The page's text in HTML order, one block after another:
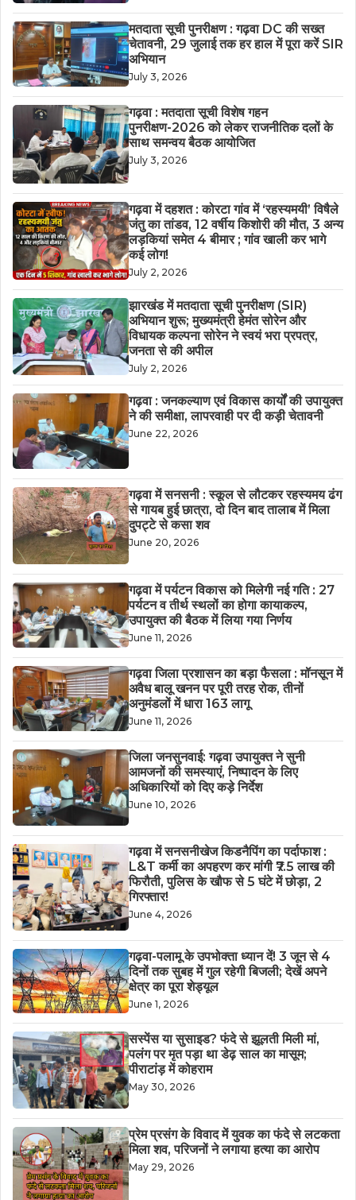
मतदाता सूची पुनरीक्षण : गढ़वा DC की सख्त
चेतावनी, 29 जुलाई तक हर हाल में पूरा करें SIR
अभियान
July 3, 2026
गढ़वा : मतदाता सूची विशेष गहन
पुनरीक्षण-2026 को लेकर राजनीतिक दलों के
साथ समन्वय बैठक आयोजित
July 3, 2026
गढ़वा में दहशत : कोरटा गांव में ‘रहस्यमयी’ विषैले
जंतु का तांडव, 12 वर्षीय किशोरी की मौत, 3 अन्य
लड़कियां समेत 4 बीमार ; गांव खाली कर भागे
कई लोग!
July 2, 2026
झारखंड में मतदाता सूची पुनरीक्षण (SIR)
अभियान शुरू; मुख्यमंत्री हेमंत सोरेन और
विधायक कल्पना सोरेन ने स्वयं भरा प्रपत्र,
जनता से की अपील
July 2, 2026
गढ़वा : जनकल्याण एवं विकास कार्यों की उपायुक्त
ने की समीक्षा, लापरवाही पर दी कड़ी चेतावनी
June 22, 2026
गढ़वा में सनसनी : स्कूल से लौटकर रहस्यमय ढंग
से गायब हुई छात्रा, दो दिन बाद तालाब में मिला
दुपट्टे से कसा शव
June 20, 2026
गढ़वा में पर्यटन विकास को मिलेगी नई गति : 27
पर्यटन व तीर्थ स्थलों का होगा कायाकल्प,
उपायुक्त की बैठक में लिया गया निर्णय
June 11, 2026
गढ़वा जिला प्रशासन का बड़ा फैसला : मॉनसून में
अवैध बालू खनन पर पूरी तरह रोक, तीनों
अनुमंडलों में धारा 163 लागू
June 11, 2026
जिला जनसुनवाई: गढ़वा उपायुक्त ने सुनी
आमजनों की समस्याएं, निष्पादन के लिए
अधिकारियों को दिए कड़े निर्देश
June 10, 2026
गढ़वा में सनसनीखेज किडनैपिंग का पर्दाफाश :
L&T कर्मी का अपहरण कर मांगी ₹7.5 लाख की
फिरौती, पुलिस के खौफ से 5 घंटे में छोड़ा, 2
गिरफ्तार!
June 4, 2026
गढ़वा-पलामू के उपभोक्ता ध्यान दें! 3 जून से 4
दिनों तक सुबह में गुल रहेगी बिजली; देखें अपने
क्षेत्र का पूरा शेड्यूल
June 1, 2026
सस्पेंस या सुसाइड? फंदे से झूलती मिली मां,
पलंग पर मृत पड़ा था डेढ़ साल का मासूम;
पीराटांड़ में कोहराम
May 30, 2026
​प्रेम प्रसंग के विवाद में युवक का फंदे से लटकता
मिला शव, परिजनों ने लगाया हत्या का आरोप
May 29, 2026